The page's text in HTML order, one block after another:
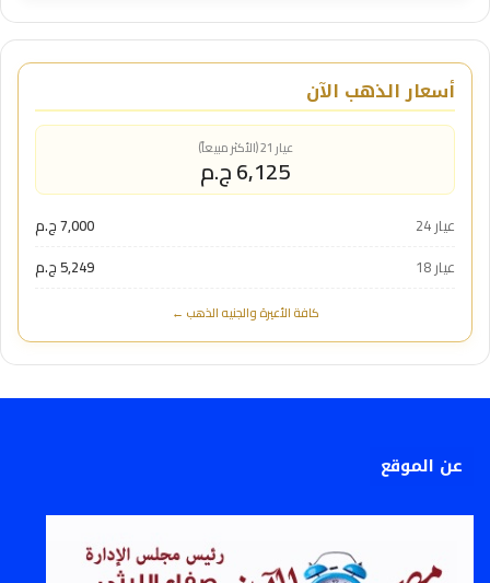
أسعار الذهب الآن
عيار 21 (الأكثر مبيعاً)
6,125 ج.م
عيار 24
7,000 ج.م
عيار 18
5,249 ج.م
كافة الأعيرة والجنيه الذهب ←
عن الموقع